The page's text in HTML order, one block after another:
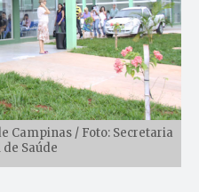
Campinas / Foto: Secretaria
Saúde